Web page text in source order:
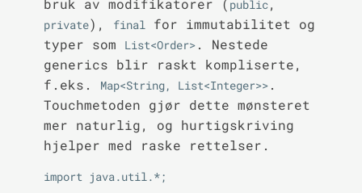
public
private), final
for immutabilitet og
typer som
List<Order>. Nestede
generics blir raskt kompliserte,
f.eks.
Map<String, List<Integer>>.
Touchmetoden gjør dette mønsteret
mer naturlig, og hurtigskriving
hjelper med raske rettelser.
import java.util.*;